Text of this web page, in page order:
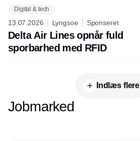
Digital & tech
13.07.2026 Lyngsoe Sponseret
Delta Air Lines opnår fuld
sporbarhed med RFID
Indlæs flere
Jobmarked